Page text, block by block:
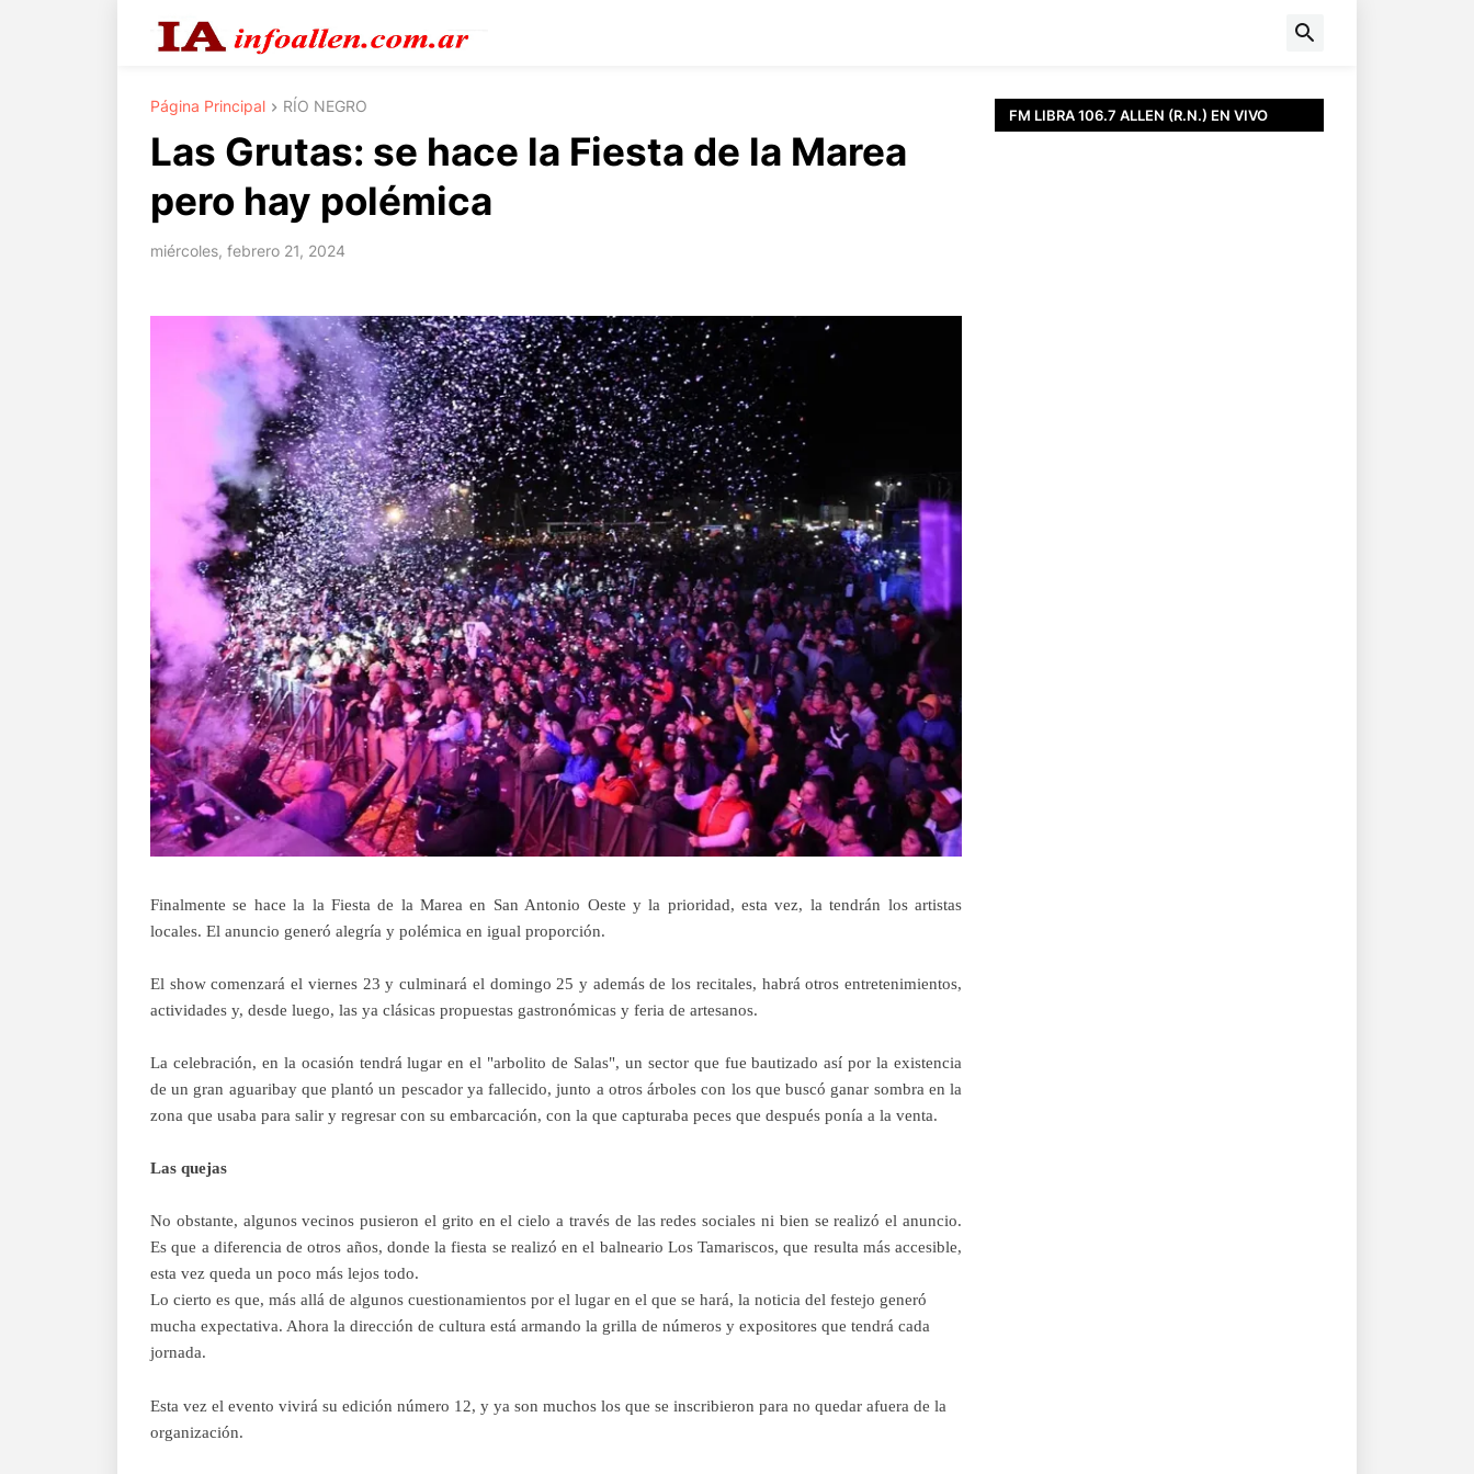
Página Principal RÍO NEGRO
Las Grutas: se hace la Fiesta de la Marea
pero hay polémica
miércoles, febrero 21, 2024
Finalmente se hace la la Fiesta de la Marea en San Antonio Oeste y la prioridad, esta vez, la tendrán los artistas
locales. El anuncio generó alegría y polémica en igual proporción.
El show comenzará el viernes 23 y culminará el domingo 25 y además de los recitales, habrá otros entretenimientos,
actividades y, desde luego, las ya clásicas propuestas gastronómicas y feria de artesanos.
La celebración, en la ocasión tendrá lugar en el "arbolito de Salas", un sector que fue bautizado así por la existencia
de un gran aguaribay que plantó un pescador ya fallecido, junto a otros árboles con los que buscó ganar sombra en la
zona que usaba para salir y regresar con su embarcación, con la que capturaba peces que después ponía a la venta.
Las quejas
No obstante, algunos vecinos pusieron el grito en el cielo a través de las redes sociales ni bien se realizó el anuncio.
Es que a diferencia de otros años, donde la fiesta se realizó en el balneario Los Tamariscos, que resulta más accesible,
esta vez queda un poco más lejos todo.
Lo cierto es que, más allá de algunos cuestionamientos por el lugar en el que se hará, la noticia del festejo generó
mucha expectativa. Ahora la dirección de cultura está armando la grilla de números y expositores que tendrá cada
jornada.
Esta vez el evento vivirá su edición número 12, y ya son muchos los que se inscribieron para no quedar afuera de la
organización.
FM LIBRA 106.7 ALLEN (R.N.) EN VIVO